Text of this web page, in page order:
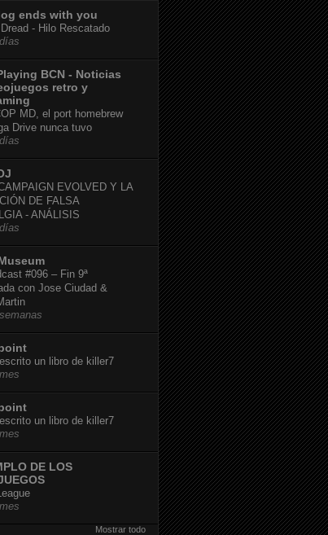
ends with you
- Hilo Rescatado
BCN - Noticias
retro y
MD, el port homebrew
Drive nunca tuvo
EVOLVED Y LA
DE FALSA
- ANÁLISIS
#096 – Fin 9ª
con Jose Ciudad &
un libro de killer7
un libro de killer7
DE LOS
Mostrar todo